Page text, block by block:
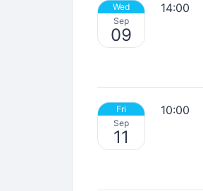
Wed
Sep
09
14:00
Fri
Sep
11
10:00